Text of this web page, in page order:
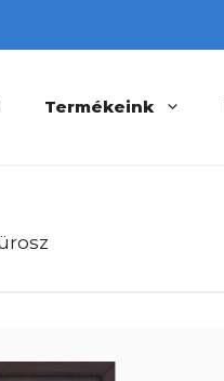
Termékeink